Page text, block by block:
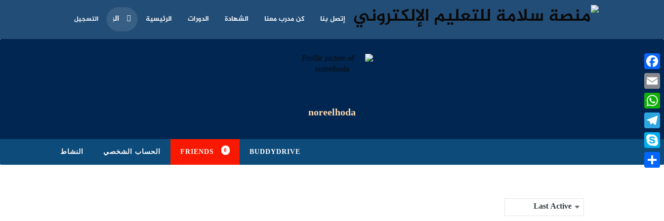
الرئيسية الدورات الشهادة كن مدرب معنا إتصل بنا التسجيل
noreelhoda
النشاط الحساب الشخصي FRIENDS 0 BUDDYDRIVE
Facebook
Email
WhatsApp
Telegram
Skype